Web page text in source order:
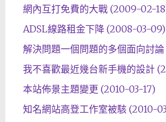
網內互打免費的大戰 (2009-02-
ADSL線路租金下降 (2008-03-09)
解決問題一個問題的多個面向討
我不喜歡最近幾台新手機的設計
本站佈景主題變更 (2010-03-17)
知名網站高登工作室被駭 (2010-